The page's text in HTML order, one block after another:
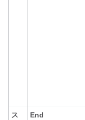
ス
End